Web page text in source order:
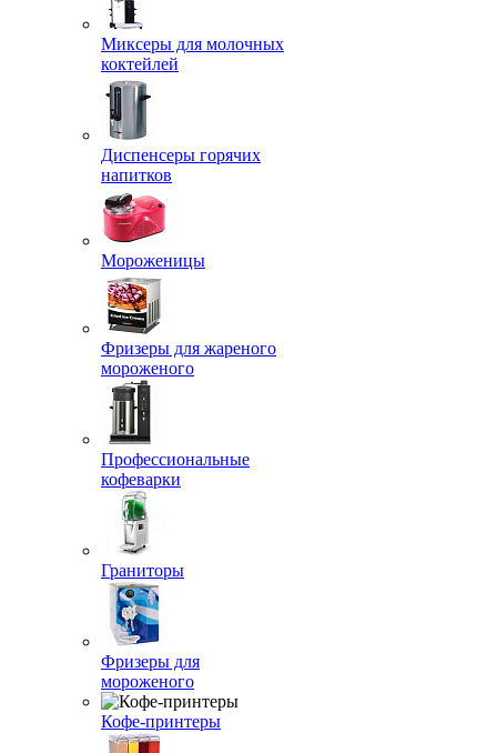
Миксеры для молочных
коктейлей
Диспенсеры горячих
напитков
Мороженицы
Фризеры для жареного
мороженого
Профессиональные
кофеварки
Граниторы
Фризеры для
мороженого
Кофе-принтеры